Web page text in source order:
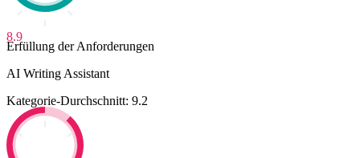
8.9
Erfüllung der Anforderungen
AI Writing Assistant
Kategorie-Durchschnitt: 9.2